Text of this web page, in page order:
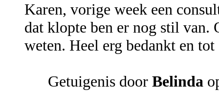
Karen, vorige week een
dat klopte ben er nog stil van.
weten. Heel erg bedankt en
Getuigenis door Belinda